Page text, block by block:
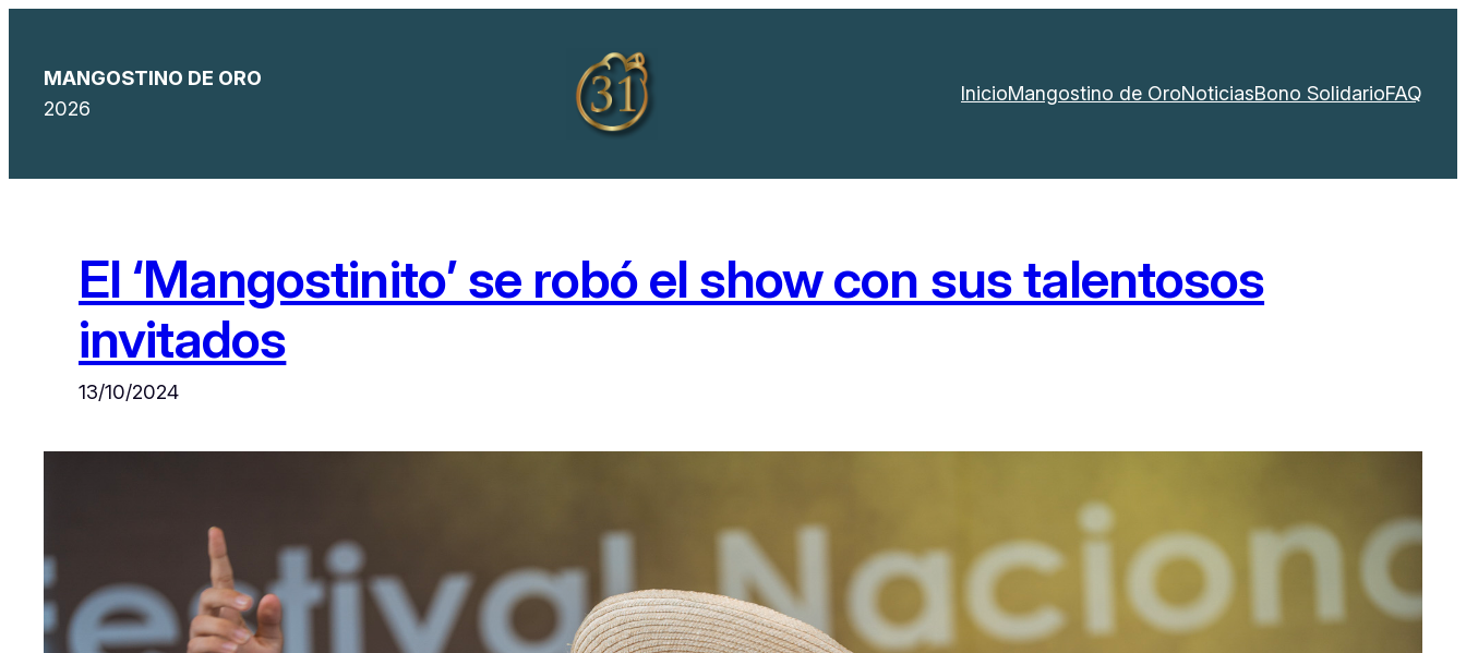
contenido
MANGOSTINO DE ORO
2026
InicioMangostino de OroNoticiasBono SolidarioFAQ
El ‘Mangostinito’ se robó el show con sus talentosos
invitados
13/10/2024